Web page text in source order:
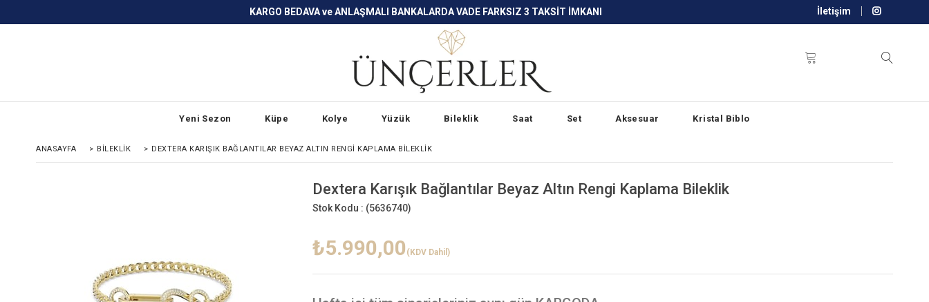
KARGO BEDAVA ve ANLAŞMALI BANKALARDA VADE FARKSIZ 3 TAKSİT İMKANI İletişim
Yeni Sezon Küpe Kolye Yüzük Bileklik Saat Set Aksesuar Kristal Biblo
ANASAYFA > BILEKLIK > DEXTERA KARIŞIK BAĞLANTILAR BEYAZ ALTIN RENGI KAPLAMA BILEKLIK
Dextera Karışık Bağlantılar Beyaz Altın Rengi Kaplama Bileklik
Stok Kodu : (5636740)
₺5.990,00 (KDV Dahil)